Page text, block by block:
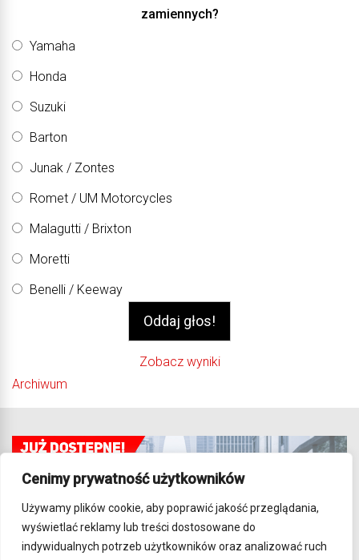
Cenimy prywatność użytkowników
Używamy plików cookie, aby poprawić jakość przeglądania,
wyświetlać reklamy lub treści dostosowane do
indywidualnych potrzeb użytkowników oraz analizować ruch
zamiennych?
Yamaha
Honda
Suzuki
Barton
Junak / Zontes
Romet / UM Motorcycles
Malagutti / Brixton
Moretti
Benelli / Keeway
Zobacz wyniki
Archiwum